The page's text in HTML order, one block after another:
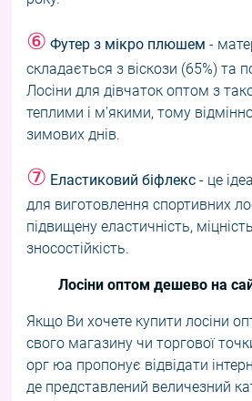
⑥ Футер з мікро плюшем -
складається з віскози (65%) та
Лосіни для дівчаток оптом з
теплими і м'якими, тому
зимових днів.
⑦ Еластиковий біфлекс - це
для виготовлення спортивних
підвищену еластичність,
зносостійкість.
Лосіни оптом дешево на
Якщо Ви хочете купити лосіни
свого магазину чи торгової
орг юа пропонує відвідати
де представлений величезний